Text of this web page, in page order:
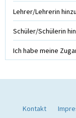
Lehrer/Lehrerin
Schüler/Schülerin
Ich habe meine
Kontakt